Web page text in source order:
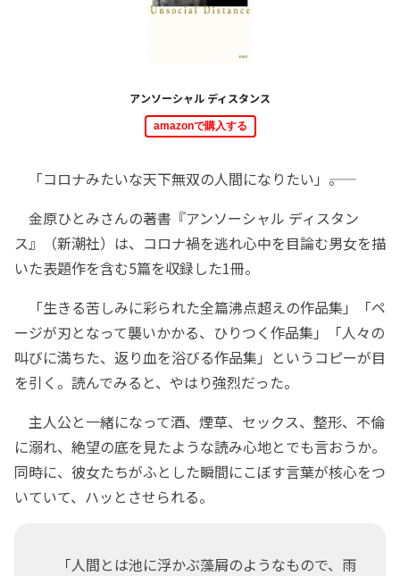
アンソーシャル ディスタンス
amazonで購入する
「コロナみたいな天下無双の人間になりたい」――。
金原ひとみさんの著書『アンソーシャル ディスタン
ス』（新潮社）は、コロナ禍を逃れ心中を目論む男女を描
いた表題作を含む5篇を収録した1冊。
「生きる苦しみに彩られた全篇沸点超えの作品集」「ペ
ージが刃となって襲いかかる、ひりつく作品集」「人々の
叫びに満ちた、返り血を浴びる作品集」というコピーが目
を引く。読んでみると、やはり強烈だった。
主人公と一緒になって酒、煙草、セックス、整形、不倫
に溺れ、絶望の底を見たような読み心地とでも言おうか。
同時に、彼女たちがふとした瞬間にこぼす言葉が核心をつ
いていて、ハッとさせられる。
「人間とは池に浮かぶ藻屑のようなもので、雨